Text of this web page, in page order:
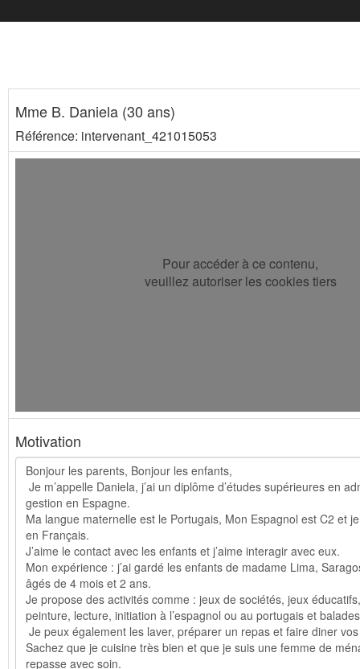
Mme B. Daniela (30 ans)
Référence: intervenant_421015053
Pour accéder à ce contenu,
veuillez autoriser les cookies tiers
Motivation